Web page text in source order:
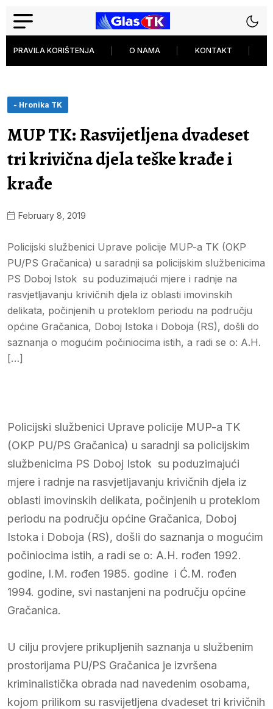
PRAVILA KORIŠTENJA O NAMA KONTAKT
- Hronika TK
MUP TK: Rasvijetljena dvadeset
tri krivična djela teške krađe i
krađe
February 8, 2019
Policijski službenici Uprave policije MUP-a TK (OKP
PU/PS Gračanica) u saradnji sa policijskim službenicima
PS Doboj Istok su poduzimajući mjere i radnje na
rasvjetljavanju krivičnih djela iz oblasti imovinskih
delikata, počinjenih u proteklom periodu na području
općine Gračanica, Doboj Istoka i Doboja (RS), došli do
saznanja o mogućim počiniocima istih, a radi se o: A.H.
[…]
Policijski službenici Uprave policije MUP-a TK
(OKP PU/PS Gračanica) u saradnji sa policijskim
službenicima PS Doboj Istok su poduzimajući
mjere i radnje na rasvjetljavanju krivičnih djela iz
oblasti imovinskih delikata, počinjenih u proteklom
periodu na području općine Gračanica, Doboj
Istoka i Doboja (RS), došli do saznanja o mogućim
počiniocima istih, a radi se o: A.H. rođen 1992.
godine, I.M. rođen 1985. godine i Ć.M. rođen
1994. godine, svi nastanjeni na području općine
Gračanica.
U cilju provjere prikupljenih saznanja u službenim
prostorijama PU/PS Gračanica je izvršena
kriminalistička obrada nad navedenim osobama,
kojom prilikom su rasvijetljena dvadeset tri krivičnih